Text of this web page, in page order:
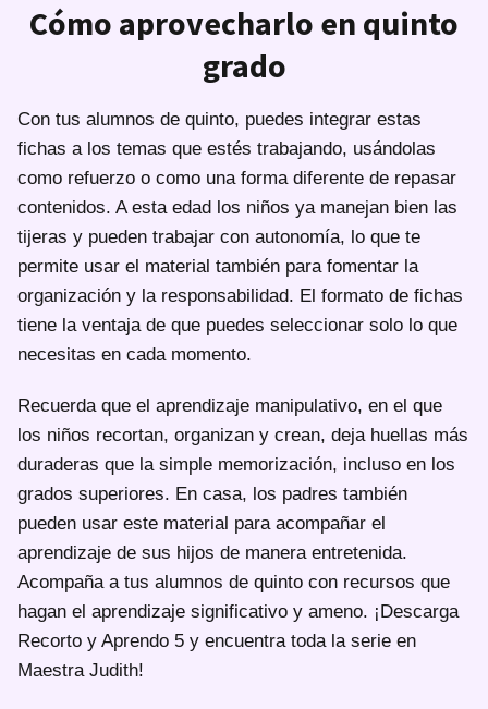
Cómo aprovecharlo en quinto
grado
Con tus alumnos de quinto, puedes integrar estas
fichas a los temas que estés trabajando, usándolas
como refuerzo o como una forma diferente de repasar
contenidos. A esta edad los niños ya manejan bien las
tijeras y pueden trabajar con autonomía, lo que te
permite usar el material también para fomentar la
organización y la responsabilidad. El formato de fichas
tiene la ventaja de que puedes seleccionar solo lo que
necesitas en cada momento.
Recuerda que el aprendizaje manipulativo, en el que
los niños recortan, organizan y crean, deja huellas más
duraderas que la simple memorización, incluso en los
grados superiores. En casa, los padres también
pueden usar este material para acompañar el
aprendizaje de sus hijos de manera entretenida.
Acompaña a tus alumnos de quinto con recursos que
hagan el aprendizaje significativo y ameno. ¡Descarga
Recorto y Aprendo 5 y encuentra toda la serie en
Maestra Judith!